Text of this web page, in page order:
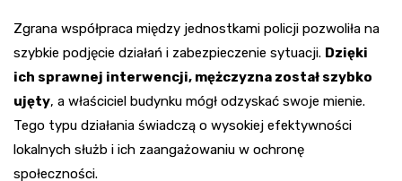
Zgrana współpraca między jednostkami policji pozwoliła na
szybkie podjęcie działań i zabezpieczenie sytuacji. Dzięki
ich sprawnej interwencji, mężczyzna został szybko
ujęty, a właściciel budynku mógł odzyskać swoje mienie.
Tego typu działania świadczą o wysokiej efektywności
lokalnych służb i ich zaangażowaniu w ochronę
społeczności.